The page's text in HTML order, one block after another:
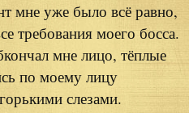
мне уже было всё равно,
требования моего босса.
мне лицо, тёплые
по моему лицу
слезами.